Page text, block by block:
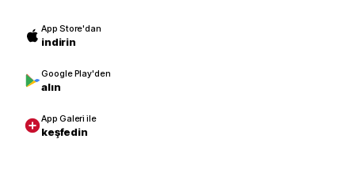
App Store'dan
indirin
Google Play'den
alın
App Galeri ile
keşfedin